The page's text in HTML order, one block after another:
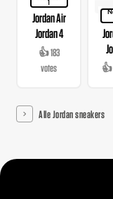
1
Jordan Air
Jordan 4
👍 183
votes
👍
Alle Jordan sneakers